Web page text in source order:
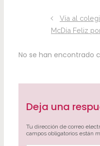
Vía al
McDía Feliz
No se han encontrado
Deja una
Tu dirección de correo
campos obligatorios están